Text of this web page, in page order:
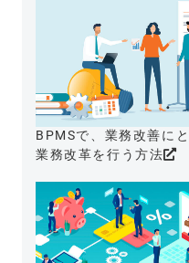
BPMSで、業務改善に
業務改革を行う方法